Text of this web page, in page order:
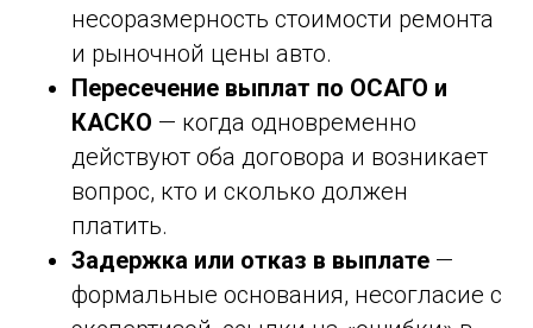
несоразмерность стоимости ремонта
и рыночной цены авто.
Пересечение выплат по ОСАГО и
КАСКО — когда одновременно
действуют оба договора и возникает
вопрос, кто и сколько должен
платить.
Задержка или отказ в выплате —
формальные основания, несогласие с